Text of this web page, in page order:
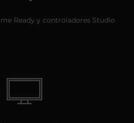
Ready y controladores Studio